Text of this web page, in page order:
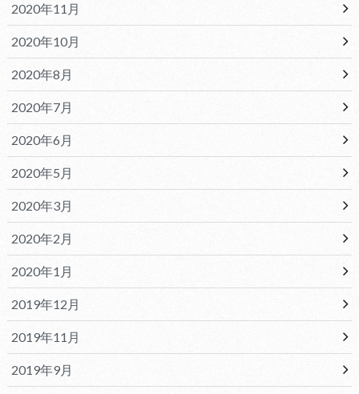
2020年11月
2020年10月
2020年8月
2020年7月
2020年6月
2020年5月
2020年3月
2020年2月
2020年1月
2019年12月
2019年11月
2019年9月